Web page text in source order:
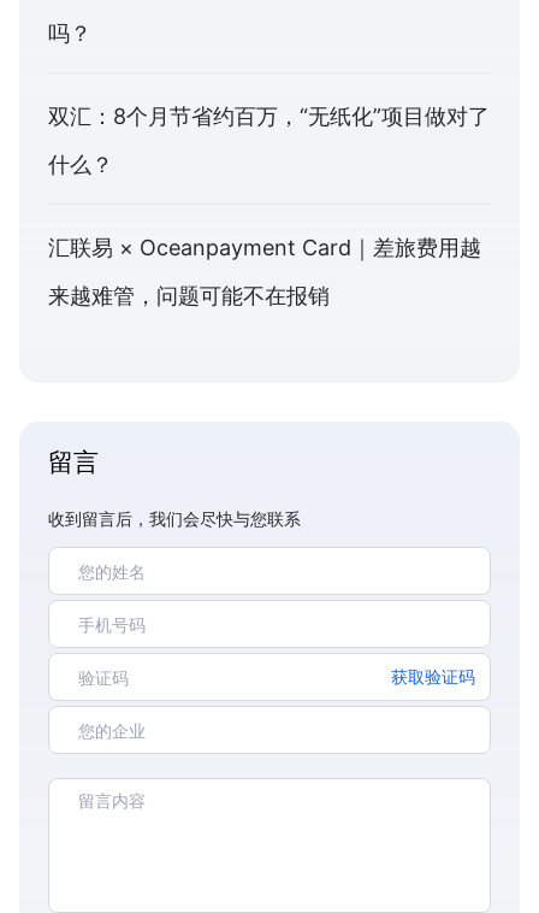
吗？
双汇：8个月节省约百万，“无纸化”项目做对了
什么？
汇联易 × Oceanpayment Card｜差旅费用越
来越难管，问题可能不在报销
留言
收到留言后，我们会尽快与您联系
获取验证码